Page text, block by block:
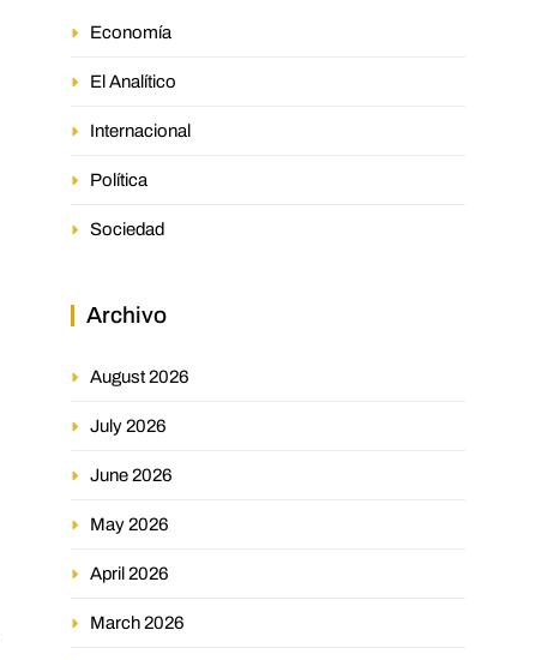
Economía
El Analítico
Internacional
Política
Sociedad
Archivo
August 2026
July 2026
June 2026
May 2026
April 2026
March 2026